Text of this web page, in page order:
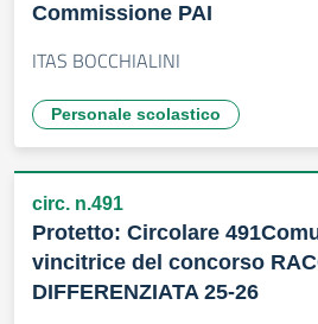
Commissione PAI
ITAS BOCCHIALINI
Personale scolastico
circ. n.491
Protetto: Circolare
vincitrice del concorso
DIFFERENZIATA 25-26